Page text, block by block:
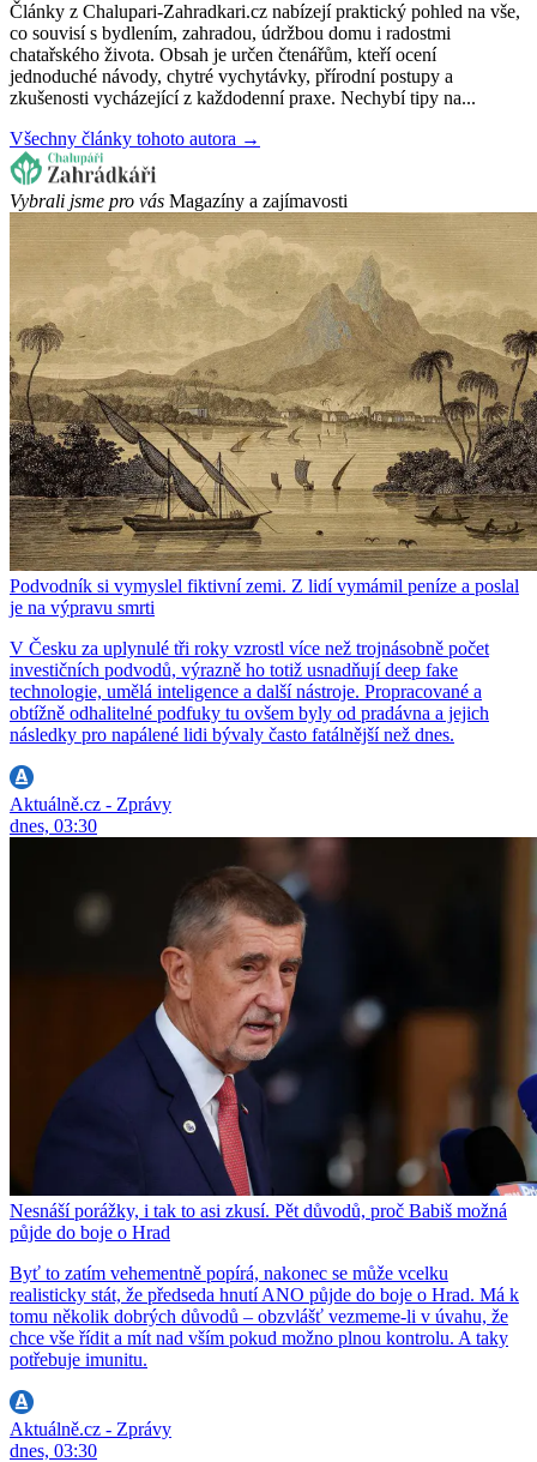
Články z Chalupari-Zahradkari.cz nabízejí praktický pohled na vše,
co souvisí s bydlením, zahradou, údržbou domu i radostmi
chatařského života. Obsah je určen čtenářům, kteří ocení
jednoduché návody, chytré vychytávky, přírodní postupy a
zkušenosti vycházející z každodenní praxe. Nechybí tipy na...
Všechny články tohoto autora →
Vybrali jsme pro vás Magazíny a zajímavosti
Podvodník si vymyslel fiktivní zemi. Z lidí vymámil peníze a poslal
je na výpravu smrti
V Česku za uplynulé tři roky vzrostl více než trojnásobně počet
investičních podvodů, výrazně ho totiž usnadňují deep fake
technologie, umělá inteligence a další nástroje. Propracované a
obtížně odhalitelné podfuky tu ovšem byly od pradávna a jejich
následky pro napálené lidi bývaly často fatálnější než dnes.
Aktuálně.cz - Zprávy
dnes, 03:30
Nesnáší porážky, i tak to asi zkusí. Pět důvodů, proč Babiš možná
půjde do boje o Hrad
Byť to zatím vehementně popírá, nakonec se může vcelku
realisticky stát, že předseda hnutí ANO půjde do boje o Hrad. Má k
tomu několik dobrých důvodů – obzvlášť vezmeme-li v úvahu, že
chce vše řídit a mít nad vším pokud možno plnou kontrolu. A taky
potřebuje imunitu.
Aktuálně.cz - Zprávy
dnes, 03:30